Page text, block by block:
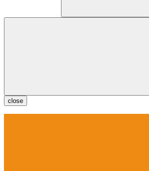
close